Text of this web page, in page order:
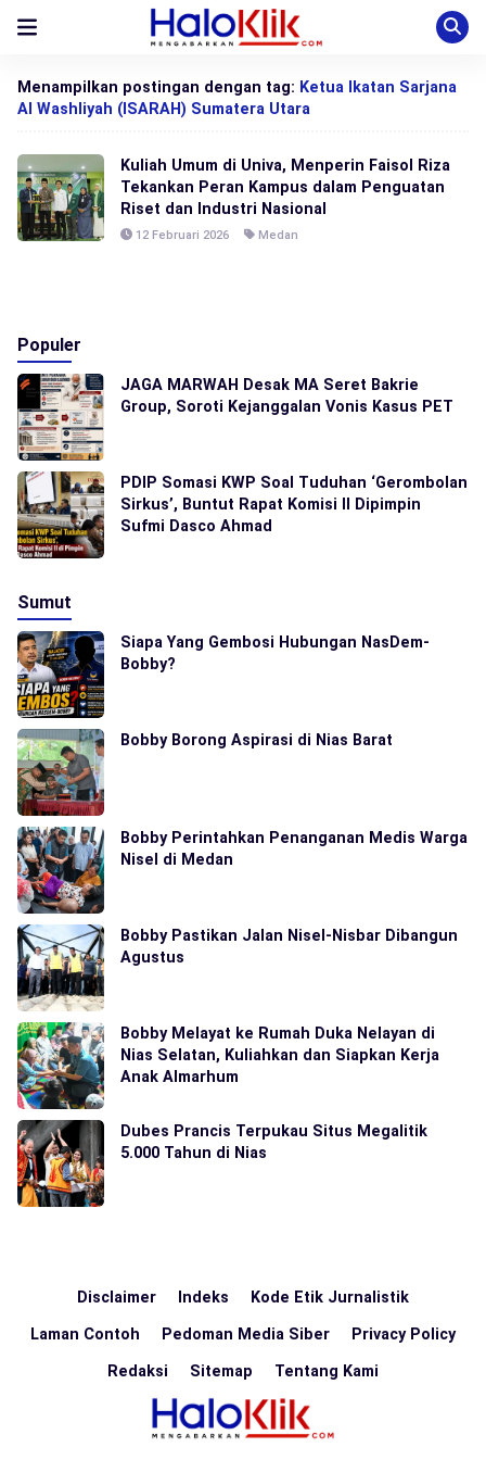
Menampilkan postingan dengan tag: Ketua Ikatan Sarjana
Al Washliyah (ISARAH) Sumatera Utara
Kuliah Umum di Univa, Menperin Faisol Riza
Tekankan Peran Kampus dalam Penguatan
Riset dan Industri Nasional
12 Februari 2026 Medan
Populer
JAGA MARWAH Desak MA Seret Bakrie
Group, Soroti Kejanggalan Vonis Kasus PET
PDIP Somasi KWP Soal Tuduhan ‘Gerombolan
Sirkus’, Buntut Rapat Komisi II Dipimpin
Sufmi Dasco Ahmad
Sumut
Siapa Yang Gembosi Hubungan NasDem-
Bobby?
Bobby Borong Aspirasi di Nias Barat
Bobby Perintahkan Penanganan Medis Warga
Nisel di Medan
Bobby Pastikan Jalan Nisel-Nisbar Dibangun
Agustus
Bobby Melayat ke Rumah Duka Nelayan di
Nias Selatan, Kuliahkan dan Siapkan Kerja
Anak Almarhum
Dubes Prancis Terpukau Situs Megalitik
5.000 Tahun di Nias
Disclaimer Indeks Kode Etik Jurnalistik
Laman Contoh Pedoman Media Siber Privacy Policy
Redaksi Sitemap Tentang Kami